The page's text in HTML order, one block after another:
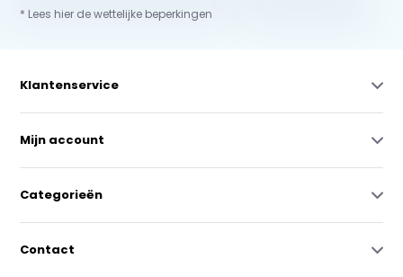
* Lees hier de wettelijke beperkingen
Klantenservice
Mijn account
Categorieën
Contact